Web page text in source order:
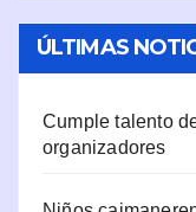
ÚLTIMAS
Cumple talento
organizadores